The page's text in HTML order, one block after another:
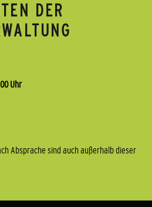
DER
Uhr
Absprache sind auch außerhalb dieser